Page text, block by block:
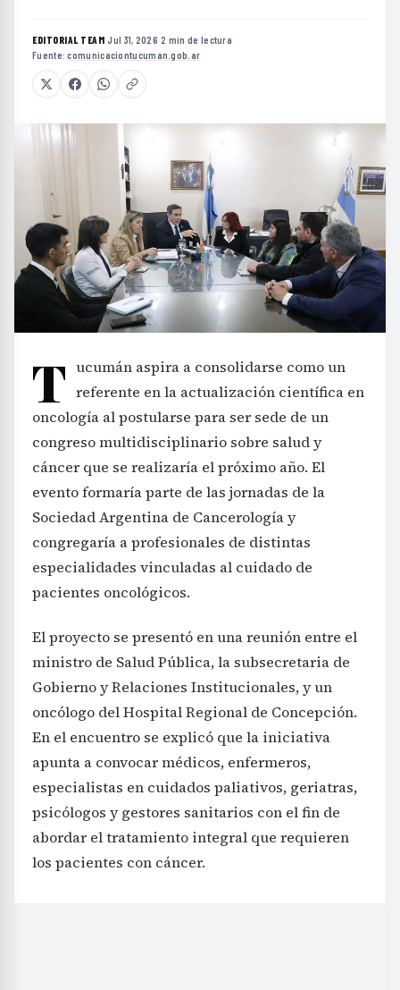
EDITORIAL TEAM·Jul 31, 2026·2 min de lectura·
Fuente:comunicaciontucuman.gob.ar
T ucumán aspira a consolidarse como un
referente en la actualización científica en
oncología al postularse para ser sede de un
congreso multidisciplinario sobre salud y
cáncer que se realizaría el próximo año. El
evento formaría parte de las jornadas de la
Sociedad Argentina de Cancerología y
congregaría a profesionales de distintas
especialidades vinculadas al cuidado de
pacientes oncológicos.
El proyecto se presentó en una reunión entre el
ministro de Salud Pública, la subsecretaria de
Gobierno y Relaciones Institucionales, y un
oncólogo del Hospital Regional de Concepción.
En el encuentro se explicó que la iniciativa
apunta a convocar médicos, enfermeros,
especialistas en cuidados paliativos, geriatras,
psicólogos y gestores sanitarios con el fin de
abordar el tratamiento integral que requieren
los pacientes con cáncer.